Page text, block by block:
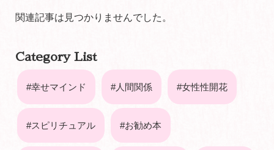
関連記事は見つかりませんでした。
Category List
幸せマインド 人間関係 女性性開花
スピリチュアル お勧め本